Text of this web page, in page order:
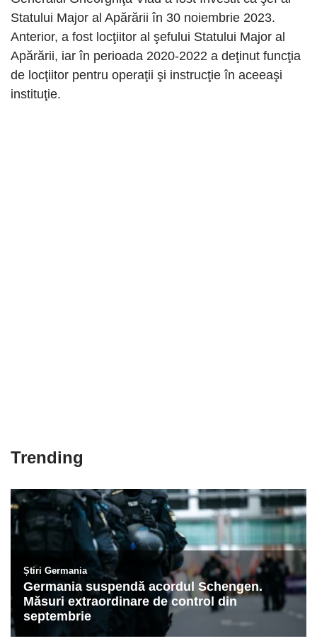
Statului Major al Apărării în 30 noiembrie 2023.
Anterior, a fost locţiitor al şefului Statului Major al
Apărării, iar în perioada 2020-2022 a deţinut funcţia
de locţiitor pentru operaţii şi instrucţie în aceeaşi
instituţie.
Trending